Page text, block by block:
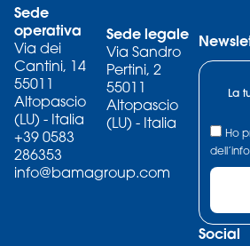
Sede
operativa
Via dei
Cantini, 14
55011
Altopascio
(LU) - Italia
+39 0583
286353
info@bamagroup.com
Sede legale
Via Sandro
Pertini, 2
55011
Altopascio
(LU) - Italia
Ho
Social